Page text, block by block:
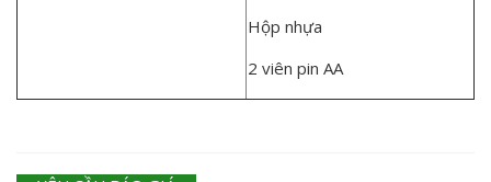
Hộp nhựa
2 viên pin AA